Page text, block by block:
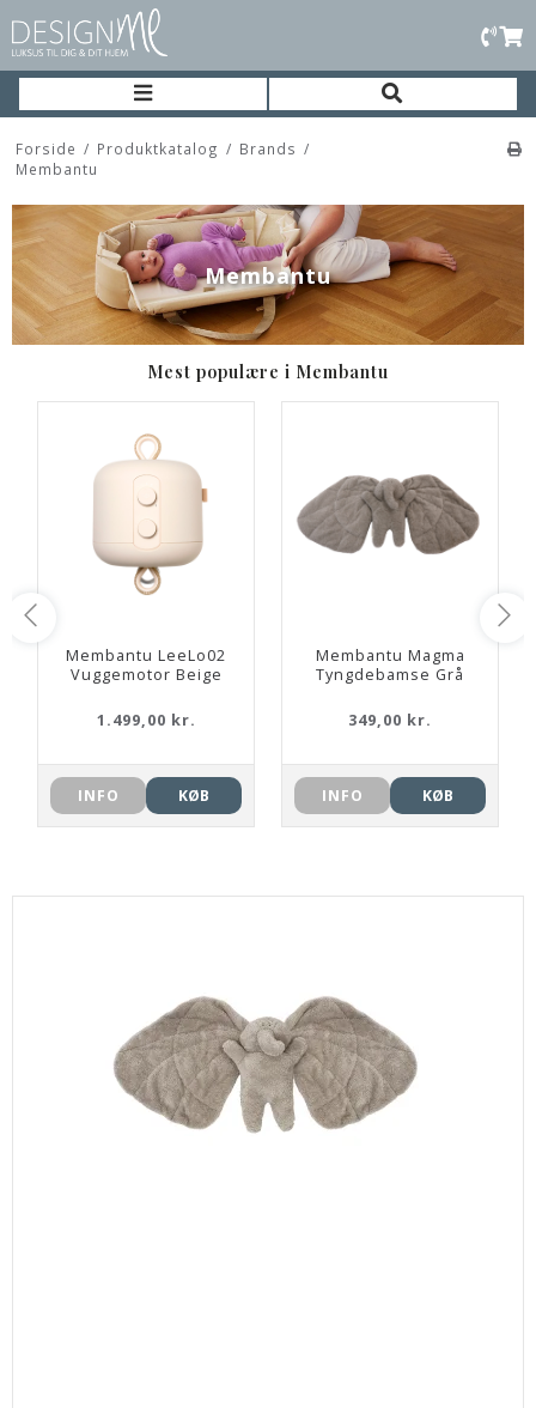
Forside / Produktkatalog / Brands /
Membantu
Membantu
Mest populære i Membantu
Membantu LeeLo02
Vuggemotor Beige
1.499,00 kr.
INFO KØB
Membantu Magma
Tyngdebamse Grå
349,00 kr.
INFO KØB